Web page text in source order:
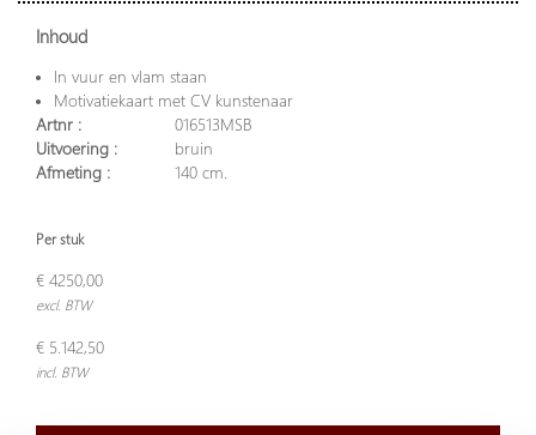
Inhoud
In vuur en vlam staan
Motivatiekaart met CV kunstenaar
Artnr :
016513MSB
Uitvoering :
bruin
Afmeting :
140 cm.
Per stuk
€ 4250,00
excl. BTW
€ 5.142,50
incl. BTW